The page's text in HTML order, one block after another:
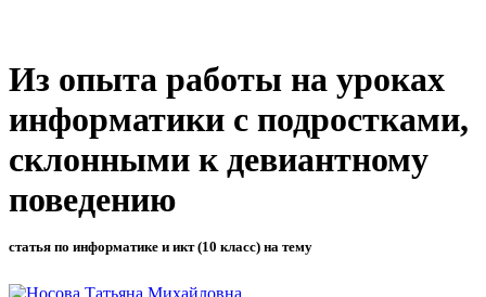
Из опыта работы на уроках
информатики с подростками,
склонными к девиантному
поведению
статья по информатике и икт (10 класс) на тему